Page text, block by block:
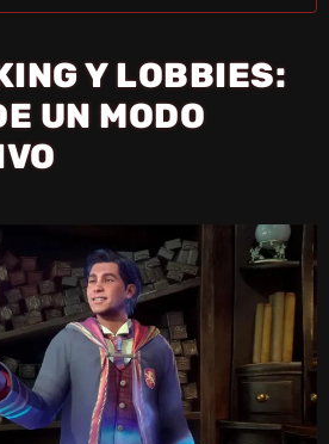
Y LOBBIES:
UN MODO